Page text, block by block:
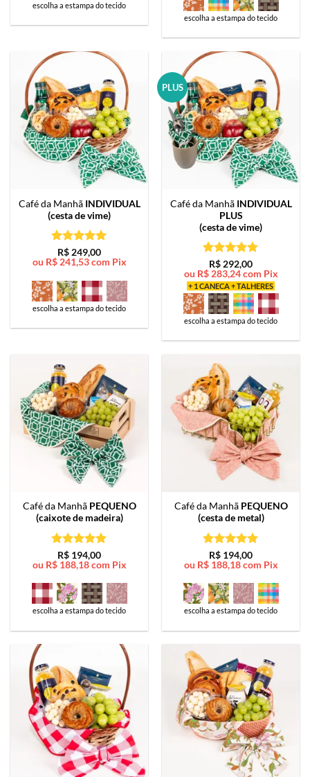
escolha a estampa do tecido
escolha a estampa do tecido
Café da Manhã INDIVIDUAL
(cesta de vime)
Avaliação5
de 5
R$ 249,00
ou R$241,53 com Pix
escolha a estampa do tecido
PLUS
Café da Manhã INDIVIDUAL
PLUS
(cesta de vime)
Avaliação5
de 5
R$ 292,00
ou R$283,24 com Pix
+ 1 CANECA + TALHERES
escolha a estampa do tecido
Café da Manhã PEQUENO
(caixote de madeira)
Avaliação5
de 5
R$ 194,00
ou R$188,18 com Pix
escolha a estampa do tecido
Café da Manhã PEQUENO
(cesta de metal)
Avaliação5
de 5
R$ 194,00
ou R$188,18 com Pix
escolha a estampa do tecido